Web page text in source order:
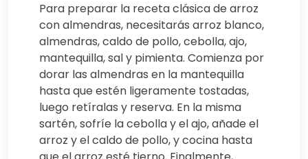
Para preparar la receta clásica de arroz
con almendras, necesitarás arroz blanco,
almendras, caldo de pollo, cebolla, ajo,
mantequilla, sal y pimienta. Comienza por
dorar las almendras en la mantequilla
hasta que estén ligeramente tostadas,
luego retíralas y reserva. En la misma
sartén, sofríe la cebolla y el ajo, añade el
arroz y el caldo de pollo, y cocina hasta